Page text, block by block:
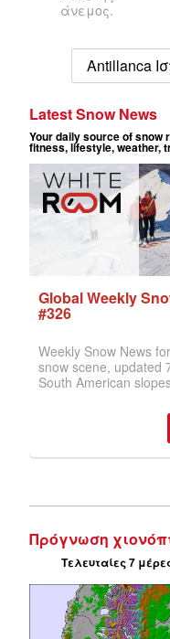
άνεμος.
Antillanca
Πρόγνωση
Τελευταίες 7